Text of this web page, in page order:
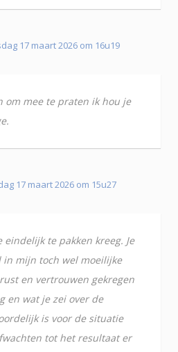
17 maart 2026 om 16u19
om mee te praten ik hou je
17 maart 2026 om 15u27
te pakken kreeg. Je
in mijn toch wel moeilijke
en vertrouwen gekregen
en wat je zei over de
is voor de situatie
tot het resultaat er